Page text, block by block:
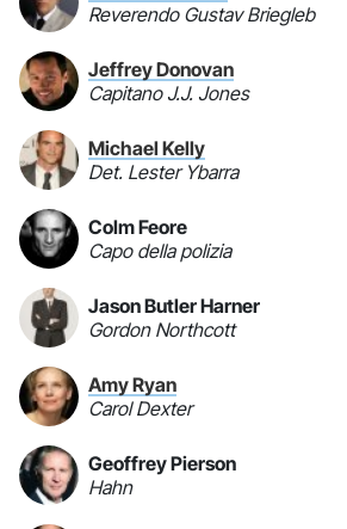
Reverendo Gustav Briegleb
Jeffrey Donovan
Capitano J.J. Jones
Michael Kelly
Det. Lester Ybarra
Colm Feore
Capo della polizia
Jason Butler Harner
Gordon Northcott
Amy Ryan
Carol Dexter
Geoffrey Pierson
Hahn